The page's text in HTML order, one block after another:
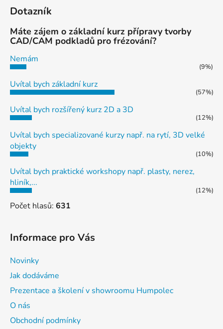
Dotazník
Máte zájem o základní kurz přípravy tvorby
CAD/CAM podkladů pro frézování?
Nemám
(9%)
Uvítal bych základní kurz
(57%)
Uvítal bych rozšířený kurz 2D a 3D
(12%)
Uvítal bych specializované kurzy např. na rytí, 3D velké
objekty
(10%)
Uvítal bych praktické workshopy např. plasty, nerez,
hliník,...
(12%)
Počet hlasů: 631
Informace pro Vás
Novinky
Jak dodáváme
Prezentace a školení v showroomu Humpolec
O nás
Obchodní podmínky